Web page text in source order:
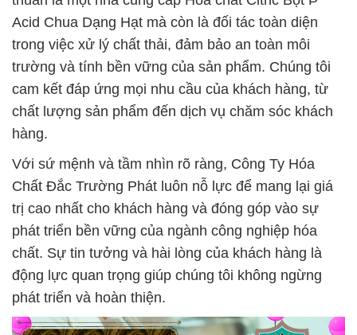
Acid Chua Dạng Hạt mà còn là đối tác toàn diện
trong việc xử lý chất thải, đảm bảo an toàn môi
trường và tính bền vững của sản phẩm. Chúng tôi
cam kết đáp ứng mọi nhu cầu của khách hàng, từ
chất lượng sản phẩm đến dịch vụ chăm sóc khách
hàng.
Với sứ mệnh và tầm nhìn rõ ràng, Công Ty Hóa
Chất Đắc Trường Phát luôn nỗ lực để mang lại giá
trị cao nhất cho khách hàng và đóng góp vào sự
phát triển bền vững của ngành công nghiệp hóa
chất. Sự tin tưởng và hài lòng của khách hàng là
động lực quan trọng giúp chúng tôi không ngừng
phát triển và hoàn thiện.